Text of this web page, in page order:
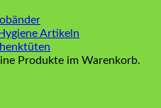
Produkte im Warenkorb.
Artikeln